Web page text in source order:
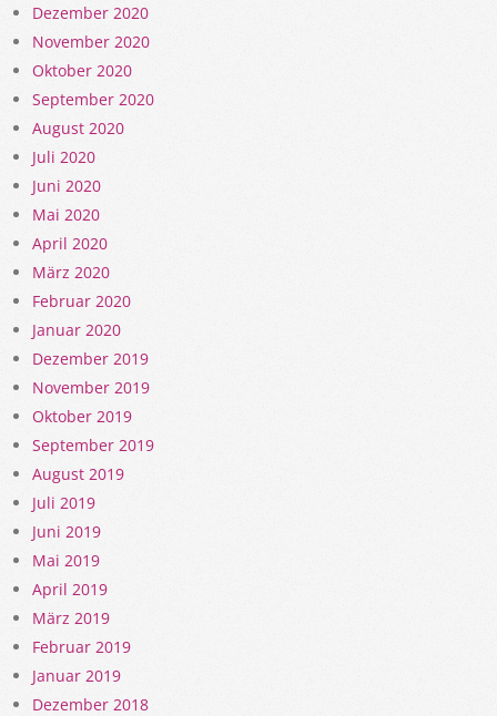
Dezember 2020
November 2020
Oktober 2020
September 2020
August 2020
Juli 2020
Juni 2020
Mai 2020
April 2020
März 2020
Februar 2020
Januar 2020
Dezember 2019
November 2019
Oktober 2019
September 2019
August 2019
Juli 2019
Juni 2019
Mai 2019
April 2019
März 2019
Februar 2019
Januar 2019
Dezember 2018